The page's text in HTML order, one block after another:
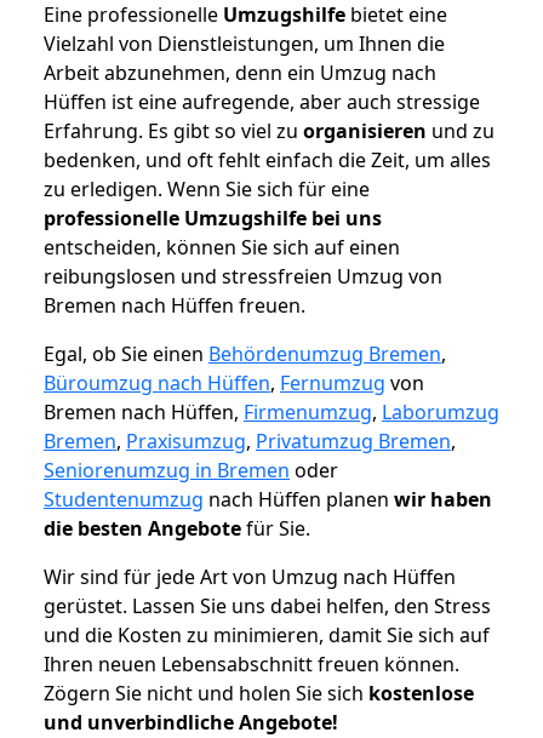
Eine professionelle Umzugshilfe bietet eine
Vielzahl von Dienstleistungen, um Ihnen die
Arbeit abzunehmen, denn ein Umzug nach
Hüffen ist eine aufregende, aber auch stressige
Erfahrung. Es gibt so viel zu organisieren und zu
bedenken, und oft fehlt einfach die Zeit, um alles
zu erledigen. Wenn Sie sich für eine
professionelle Umzugshilfe bei uns
entscheiden, können Sie sich auf einen
reibungslosen und stressfreien Umzug von
Bremen nach Hüffen freuen.
Egal, ob Sie einen Behördenumzug Bremen,
Büroumzug nach Hüffen, Fernumzug von
Bremen nach Hüffen, Firmenumzug, Laborumzug
Bremen, Praxisumzug, Privatumzug Bremen,
Seniorenumzug in Bremen oder
Studentenumzug nach Hüffen planen wir haben
die besten Angebotefür Sie.
Wir sind für jede Art von Umzug nach Hüffen
gerüstet. Lassen Sie uns dabei helfen, den Stress
und die Kosten zu minimieren, damit Sie sich auf
Ihren neuen Lebensabschnitt freuen können.
Zögern Sie nicht und holen Sie sich kostenlose
und unverbindliche Angebote!